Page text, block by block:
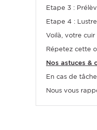
Etape 3 :
Etape 4 :
Voilà, votre
Répetez cette
Nos astuces &
En cas de
Nous vous